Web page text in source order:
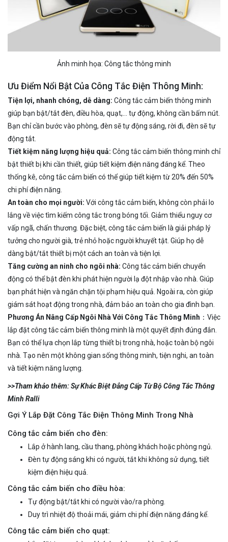
Ảnh minh họa: Công tắc thông minh
Ưu Điểm Nổi Bật Của Công Tắc Điện Thông Minh:
Tiện lợi, nhanh chóng, dễ dàng: Công tắc cảm biến thông minh
giúp bạn bật/tắt đèn, điều hòa, quạt,… tự động, không cần bấm nút.
Bạn chỉ cần bước vào phòng, đèn sẽ tự động sáng, rời đi, đèn sẽ tự
động tắt.
Tiết kiệm năng lượng hiệu quả: Công tắc cảm biến thông minh chỉ
bật thiết bị khi cần thiết, giúp tiết kiệm điện năng đáng kể. Theo
thống kê, công tắc cảm biến có thể giúp tiết kiệm từ 20% đến 50%
chi phí điện năng.
An toàn cho mọi người: Với công tắc cảm biến, không còn phải lo
lắng về việc tìm kiếm công tắc trong bóng tối. Giảm thiểu nguy cơ
vấp ngã, chấn thương. Đặc biệt, công tắc cảm biến là giải pháp lý
tưởng cho người già, trẻ nhỏ hoặc người khuyết tật. Giúp họ dễ
dàng bật/tắt thiết bị một cách an toàn và tiện lợi.
Tăng cường an ninh cho ngôi nhà: Công tắc cảm biến chuyển
động có thể bật đèn khi phát hiện người lạ đột nhập vào nhà. Giúp
bạn phát hiện và ngăn chặn tội phạm hiệu quả. Ngoài ra, còn giúp
giám sát hoạt động trong nhà, đảm bảo an toàn cho gia đình bạn.
Phương Án Nâng Cấp Ngôi Nhà Với Công Tắc Thông Minh ：Việc
lắp đặt công tắc cảm biến thông minh là một quyết định đúng đắn.
Bạn có thể lựa chọn lắp từng thiết bị trong nhà, hoặc toàn bộ ngôi
nhà. Tạo nên một không gian sống thông minh, tiện nghi, an toàn
và tiết kiệm năng lượng.
>>Tham khảo thêm: Sự Khác Biệt Đẳng Cấp Từ Bộ Công Tắc Thông
Minh Ralli
Gợi Ý Lắp Đặt Công Tắc Điện Thông Minh Trong Nhà
Công tắc cảm biến cho đèn:
Lắp ở hành lang, cầu thang, phòng khách hoặc phòng ngủ.
Đèn tự động sáng khi có người, tắt khi không sử dụng, tiết
kiệm điện hiệu quả.
Công tắc cảm biến cho điều hòa:
Tự động bật/tắt khi có người vào/ra phòng.
Duy trì nhiệt độ thoải mái, giảm chi phí điện năng đáng kể.
Công tắc cảm biến cho quạt: